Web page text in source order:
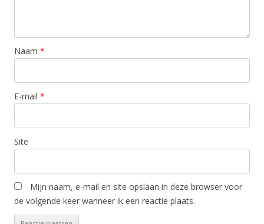
Naam *
E-mail *
Site
Mijn naam, e-mail en site opslaan in deze browser voor
de volgende keer wanneer ik een reactie plaats.